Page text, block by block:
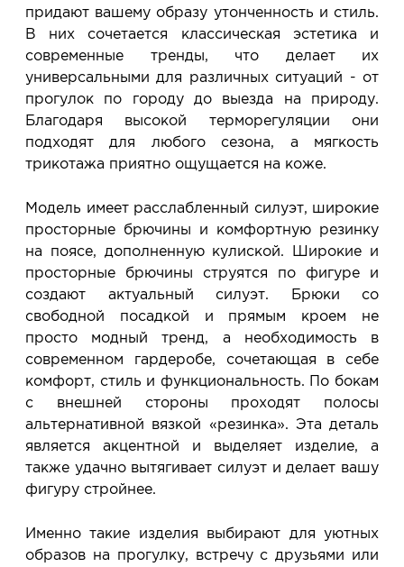
придают вашему образу утонченность и стиль.
В них сочетается классическая эстетика и
современные тренды, что делает их
универсальными для различных ситуаций - от
прогулок по городу до выезда на природу.
Благодаря высокой терморегуляции они
подходят для любого сезона, а мягкость
трикотажа приятно ощущается на коже.
Модель имеет расслабленный силуэт, широкие
просторные брючины и комфортную резинку
на поясе, дополненную кулиской. Широкие и
просторные брючины струятся по фигуре и
создают актуальный силуэт. Брюки со
свободной посадкой и прямым кроем не
просто модный тренд, а необходимость в
современном гардеробе, сочетающая в себе
комфорт, стиль и функциональность. По бокам
с внешней стороны проходят полосы
альтернативной вязкой «резинка». Эта деталь
является акцентной и выделяет изделие, а
также удачно вытягивает силуэт и делает вашу
фигуру стройнее.
Именно такие изделия выбирают для уютных
образов на прогулку, встречу с друзьями или